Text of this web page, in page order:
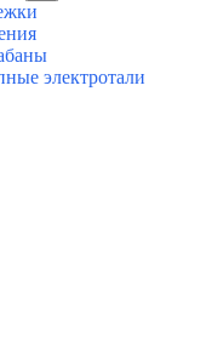
электротали